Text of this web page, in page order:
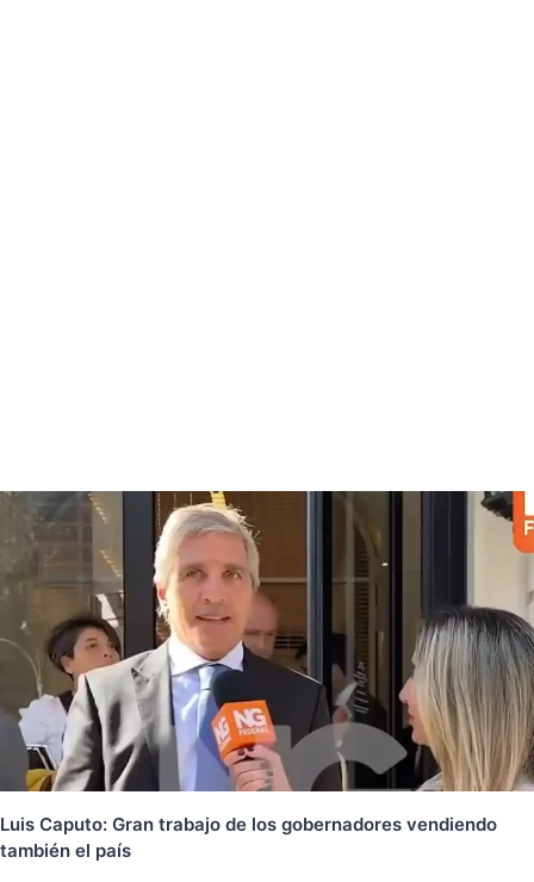
Luis Caputo: Gran trabajo de los gobernadores vendiendo
también el país